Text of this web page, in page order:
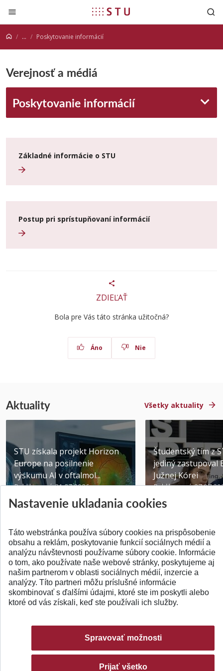
Prejsť na obsah
... Poskytovanie informácií
Verejnosť a médiá
Poskytovanie informácií
Základné informácie o STU
Postup pri sprístupňovaní informácií
ZDIEĽAŤ
Bola pre Vás táto stránka užitočná?
Áno Nie
Aktuality Všetky aktuality
STU získala projekt Horizon
Europe na posilnenie
výskumu AI v oftalmol...
Publikované 31.07.2026
Študentský tím z
jediný zastupoval
Južnej Kórei
Publikované
SPÄŤ NA VRCH
Nastavenie ukladania cookies
Táto webstránka používa súbory cookies na prispôsobenie
obsahu a reklám, poskytovanie funkcií sociálnych médií a
analýzu návštevnosti používame súbory cookie. Informácie
o tom, ako používate naše webové stránky, poskytujeme aj
našim partnerom v oblasti sociálnych médií, inzercie a
analýzy. Títo partneri môžu príslušné informácie
skombinovať s ďalšími údajmi, ktoré ste im poskytli alebo
ktoré od vás získali, keď ste používali ich služby.
Spravovať možnosti
Prijať všetko